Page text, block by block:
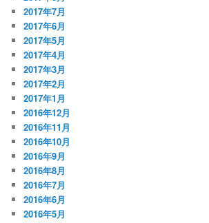
2017年7月
2017年6月
2017年5月
2017年4月
2017年3月
2017年2月
2017年1月
2016年12月
2016年11月
2016年10月
2016年9月
2016年8月
2016年7月
2016年6月
2016年5月